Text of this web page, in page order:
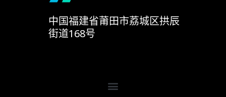
杉维科技的3D视觉技术在智慧交通领域提供创新解决方
案。系统通过实时感知与分析实现车辆与行人监控、交通
中国福建省莆田市荔城区拱辰
街道168号
Menu